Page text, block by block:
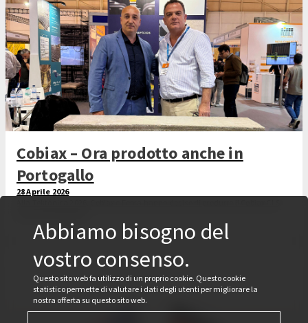
Cobiax – Ora prodotto anche in
Portogallo
28 Aprile 2026
Abbiamo bisogno del
vostro consenso.
Questo sito web fa utilizzo di un proprio cookie. Questo cookie
statistico permette di valutare i dati degli utenti per migliorare la
nostra offerta su questo sito web.